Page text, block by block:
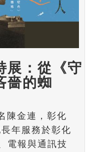
展：從《守
嗇的蜘
陳金連，彰化
年服務於彰化
電報與通訊技